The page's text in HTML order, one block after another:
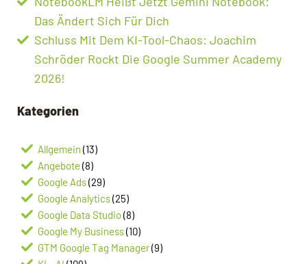
Das Ändert Sich Für Dich
Schluss Mit Dem KI-Tool-Chaos: Joachim
Schröder Rockt Die Google Summer Academy
2026!
Kategorien
Allgemein (13)
Angebote (8)
Google Ads(29)
Google Analytics(25)
Google Data Studio(8)
Google My Business(10)
GTM Google Tag Manager(9)